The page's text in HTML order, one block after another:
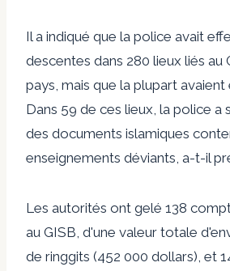
Il a indiqué que la police avait
descentes dans 280 lieux liés au
pays, mais que la plupart avaient
Dans 59 de ces lieux, la police a
des documents islamiques
enseignements déviants, a-t-il
Les autorités ont gelé 138
au GISB, d'une valeur totale
de ringgits (452 ​​000 dollars), et